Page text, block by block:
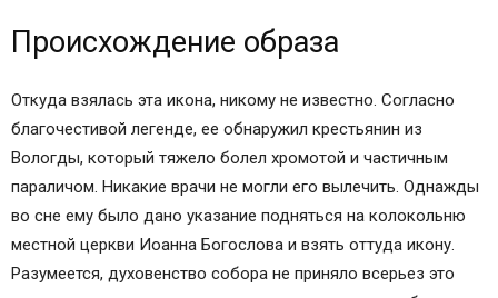
Происхождение образа
Откуда взялась эта икона, никому не известно. Согласно
благочестивой легенде, ее обнаружил крестьянин из
Вологды, который тяжело болел хромотой и частичным
параличом. Никакие врачи не могли его вылечить. Однажды
во сне ему было дано указание подняться на колокольню
местной церкви Иоанна Богослова и взять оттуда икону.
Разумеется, духовенство собора не приняло всерьез это